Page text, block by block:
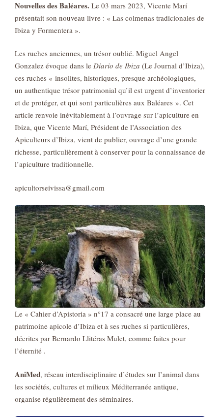
Nouvelles des Baléares. Le 03 mars 2023, Vicente Marí
présentait son nouveau livre : « Las colmenas tradicionales de
Ibiza y Formentera ».
Les ruches anciennes, un trésor oublié. Miguel Angel
Gonzalez évoque dans le Diario de Ibiza (Le Journal d’Ibiza),
ces ruches « insolites, historiques, presque archéologiques,
un authentique trésor patrimonial qu’il est urgent d’inventorier
et de protéger, et qui sont particulières aux Baléares ». Cet
article renvoie inévitablement à l’ouvrage sur l’apiculture en
Ibiza, que Vicente Marí, Président de l’Association des
Apiculteurs d’Ibiza, vient de publier, ouvrage d’une grande
richesse, particulièrement à conserver pour la connaissance de
l’apiculture traditionnelle.
apicultorseivissa@gmail.com
Le « Cahier d’Apistoria » n°17 a consacré une large place au
patrimoine apicole d’Ibiza et à ses ruches si particulières,
décrites par Bernardo Llitéras Mulet, comme faites pour
l’éternité .
AniMed, réseau interdisciplinaire d’études sur l’animal dans
les sociétés, cultures et milieux Méditerranée antique,
organise régulièrement des séminaires.